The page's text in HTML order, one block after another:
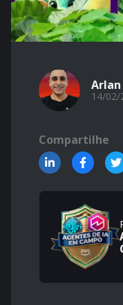
14/02/
Compartilhe